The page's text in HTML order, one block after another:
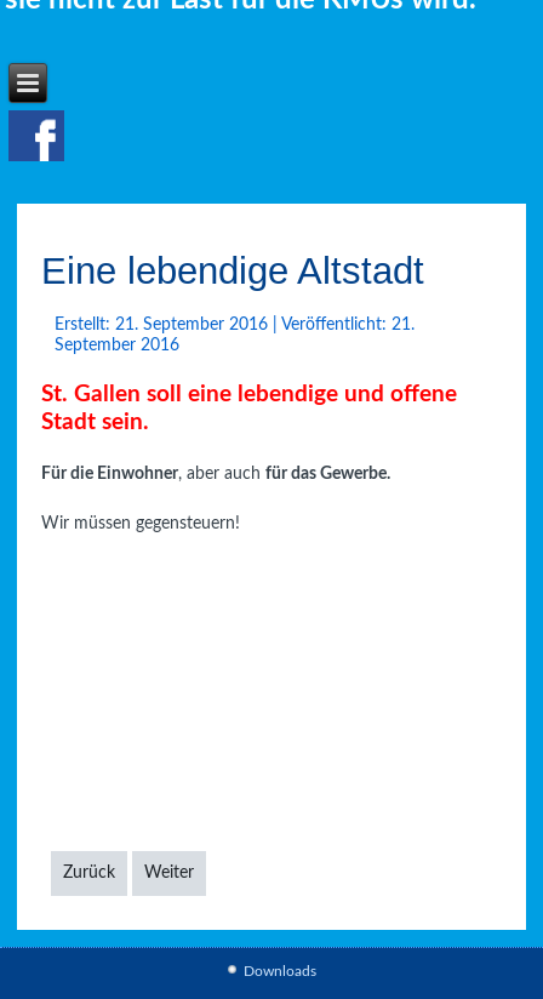
Eine lebendige Altstadt
Erstellt: 21. September 2016 |Veröffentlicht: 21.
September 2016
St. Gallen soll eine lebendige und offene
Stadt sein.
Für die Einwohner, aber auchfür das Gewerbe.
Wir müssen gegensteuern!
Zurück Weiter
Downloads